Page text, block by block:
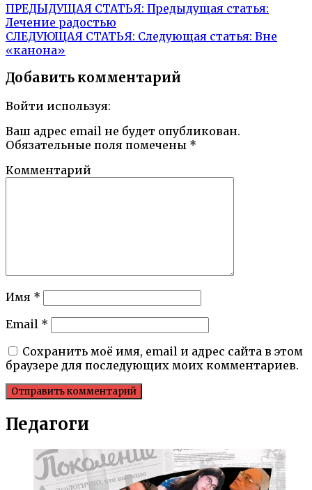
ПРЕДЫДУЩАЯ СТАТЬЯ: Предыдущая статья:
Лечение радостью
СЛЕДУЮЩАЯ СТАТЬЯ: Следующая статья: Вне
«канона»
Добавить комментарий
Войти используя:
Ваш адрес email не будет опубликован.
Обязательные поля помечены *
Комментарий
Имя *
Email *
Сохранить моё имя, email и адрес сайта в этом
браузере для последующих моих комментариев.
Педагоги